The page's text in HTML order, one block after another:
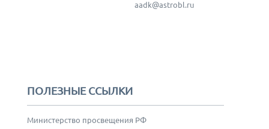
aadk@astrobl.ru
ПОЛЕЗНЫЕ ССЫЛКИ
Министерство просвещения РФ